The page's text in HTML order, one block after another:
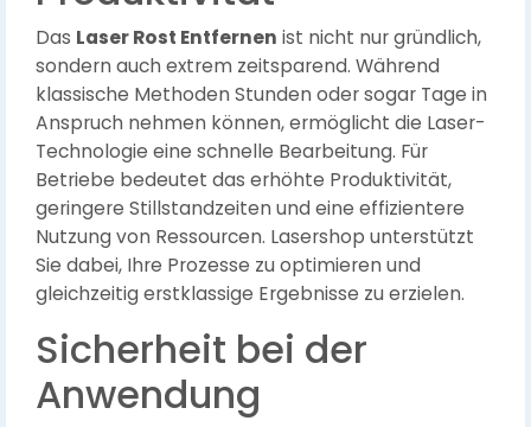
Das Laser Rost Entfernen ist nicht nur gründlich,
sondern auch extrem zeitsparend. Während
klassische Methoden Stunden oder sogar Tage in
Anspruch nehmen können, ermöglicht die Laser-
Technologie eine schnelle Bearbeitung. Für
Betriebe bedeutet das erhöhte Produktivität,
geringere Stillstandzeiten und eine effizientere
Nutzung von Ressourcen. Lasershop unterstützt
Sie dabei, Ihre Prozesse zu optimieren und
gleichzeitig erstklassige Ergebnisse zu erzielen.
Sicherheit bei der
Anwendung